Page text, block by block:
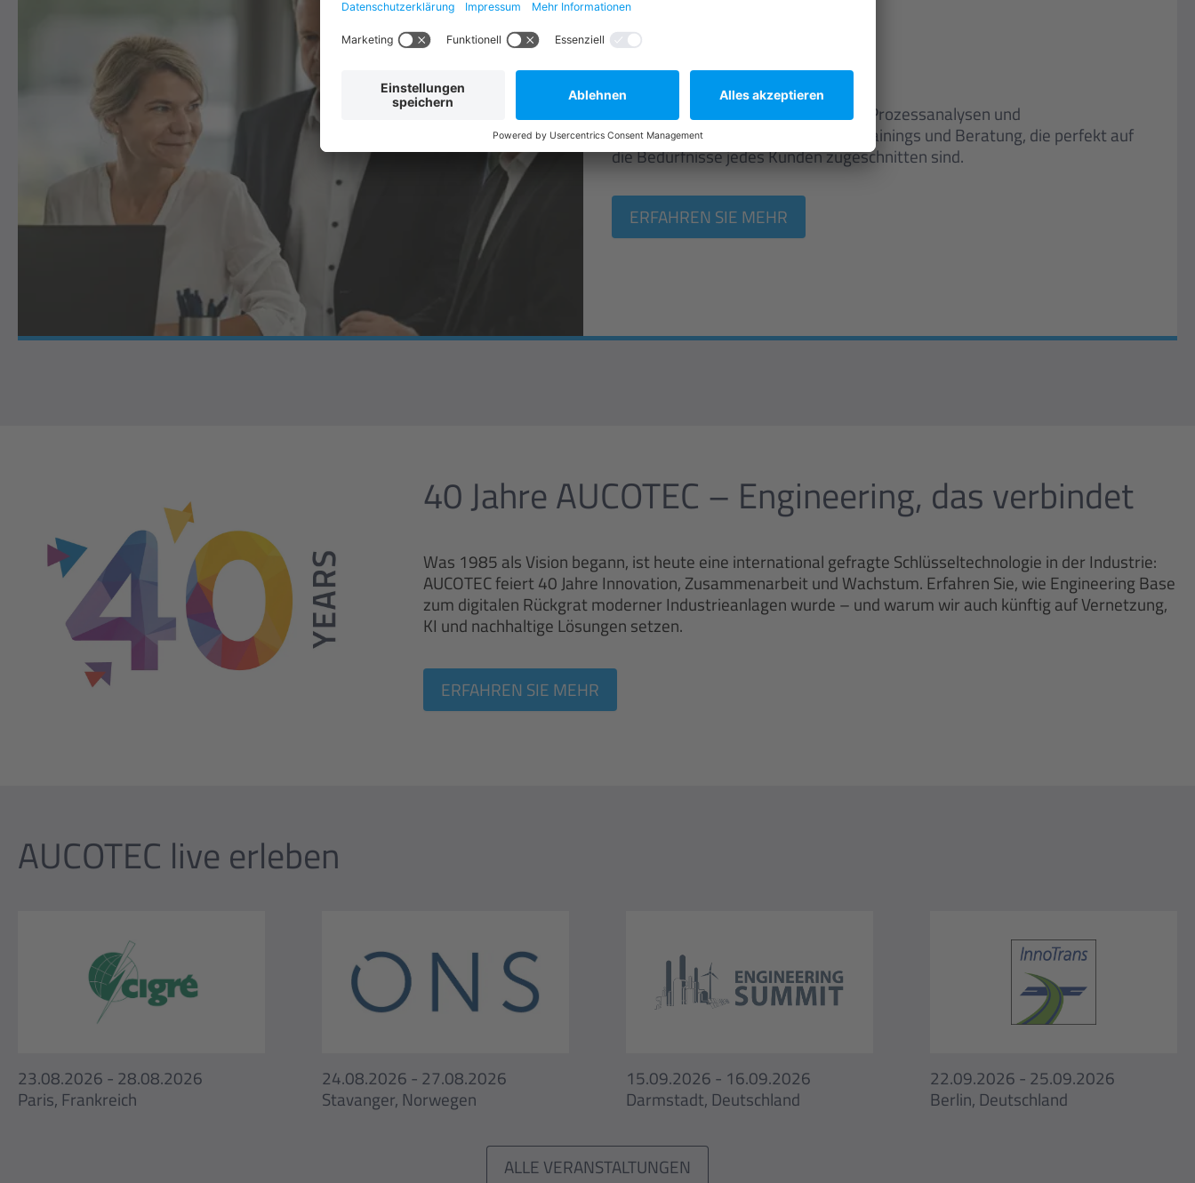
Consulting
AUCOTEC bietet maßgeschneiderte Prozessanalysen und
Machbarkeitsstudien, Integration, Trainings und Beratung, die perfekt auf
die Bedürfnisse jedes Kunden zugeschnitten sind.
ERFAHREN SIE MEHR
40 Jahre AUCOTEC – Engineering, das verbindet
Was 1985 als Vision begann, ist heute eine international gefragte Schlüsseltechnologie in der Industrie:
AUCOTEC feiert 40 Jahre Innovation, Zusammenarbeit und Wachstum. Erfahren Sie, wie Engineering Base
zum digitalen Rückgrat moderner Industrieanlagen wurde – und warum wir auch künftig auf Vernetzung,
KI und nachhaltige Lösungen setzen.
ERFAHREN SIE MEHR
AUCOTEC live erleben
23.08.2026 - 28.08.2026
Paris, Frankreich
24.08.2026 - 27.08.2026
Stavanger, Norwegen
15.09.2026 - 16.09.2026
Darmstadt, Deutschland
22.09.2026 - 25.09.2026
Berlin, Deutschland
ALLE VERANSTALTUNGEN